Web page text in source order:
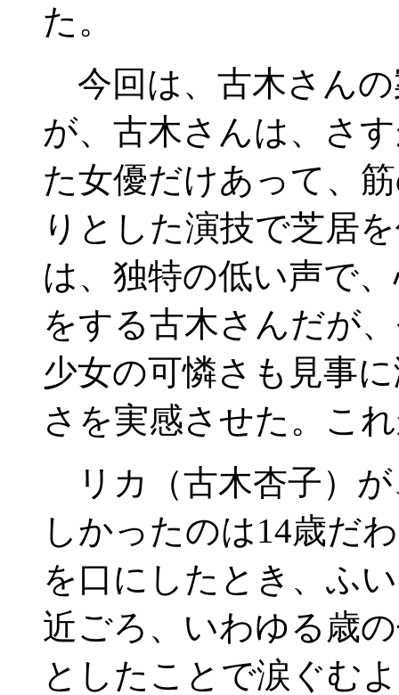
た。
今回は、古木さん
が、古木さんは、さ
た女優だけあって、
りとした演技で芝居
は、独特の低い声で
をする古木さんだが
少女の可憐さも見事
さを実感させた。こ
リカ（古木杏子）
しかったのは14歳だ
を口にしたとき、ふ
近ごろ、いわゆる歳
としたことで涙ぐむ